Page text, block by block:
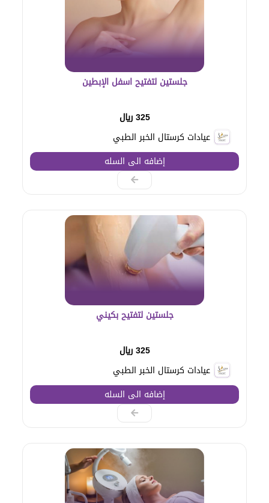
جلستين لتفتيح اسفل الإبطين
325 ريال
عيادات كرستال الخبر الطبي
إضافه الى السله
جلستين لتفتيح بكيني
325 ريال
عيادات كرستال الخبر الطبي
إضافه الى السله